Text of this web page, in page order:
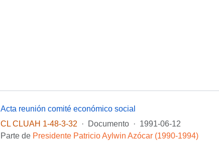
Acta reunión comité económico social
CL CLUAH 1-48-3-32
· Documento · 1991-06-12
Parte de Presidente Patricio Aylwin Azócar (1990-1994)